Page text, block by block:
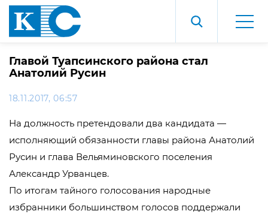
Главой Туапсинского района стал
Анатолий Русин
18.11.2017, 06:57
На должность претендовали два кандидата —
исполняющий обязанности главы района Анатолий
Русин и глава Вельяминовского поселения
Александр Урванцев.
По итогам тайного голосования народные
избранники большинством голосов поддержали